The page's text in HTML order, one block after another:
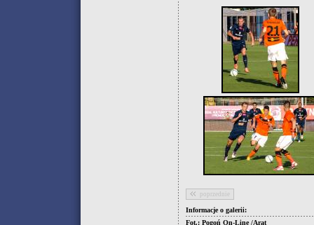
poprzednie
Informacje o galerii:
Fot.: Pogoń On-Line /Arat